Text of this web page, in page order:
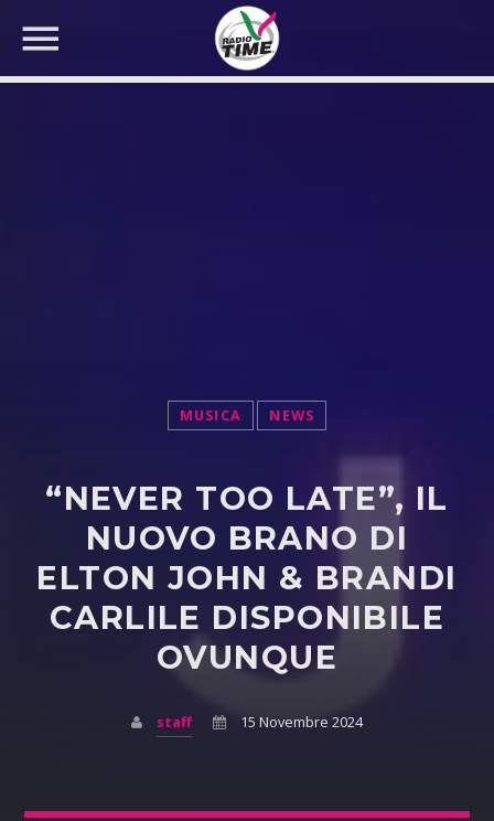
MUSICA NEWS
“NEVER TOO LATE”, IL
NUOVO BRANO DI
ELTON JOHN & BRANDI
CARLILE DISPONIBILE
OVUNQUE
staff 15 Novembre 2024